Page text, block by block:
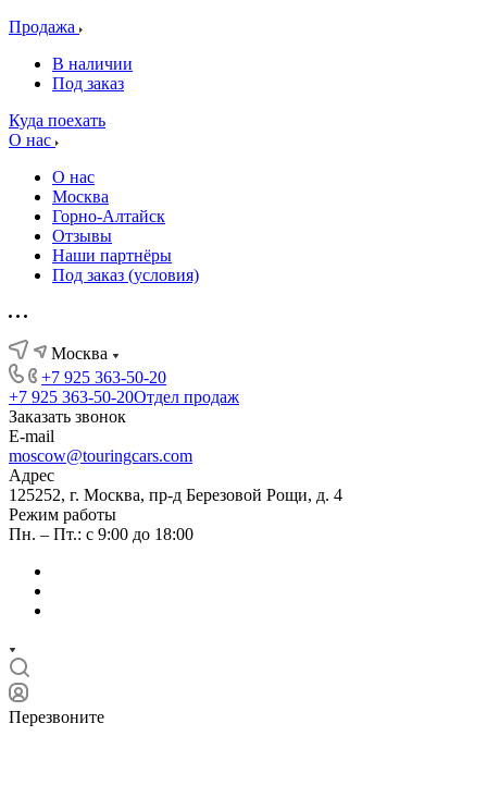
Продажа
В наличии
Под заказ
Куда поехать
О нас
О нас
Москва
Горно-Алтайск
Отзывы
Наши партнёры
Под заказ (условия)
Москва
+7 925 363-50-20
+7 925 363-50-20Отдел продаж
Заказать звонок
E-mail
moscow@touringcars.com
Адрес
125252, г. Москва, пр-д Березовой Рощи, д. 4
Режим работы
Пн. – Пт.: с 9:00 до 18:00
Перезвоните